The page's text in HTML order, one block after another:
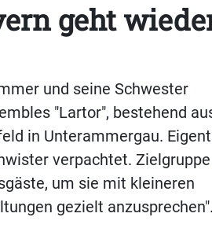
geht
und seine Schwester
"Lartor", bestehend
in Unterammergau.
verpachtet.
um sie mit kleineren
gezielt anzusprechen".